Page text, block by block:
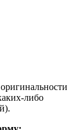
оригинальности
либо